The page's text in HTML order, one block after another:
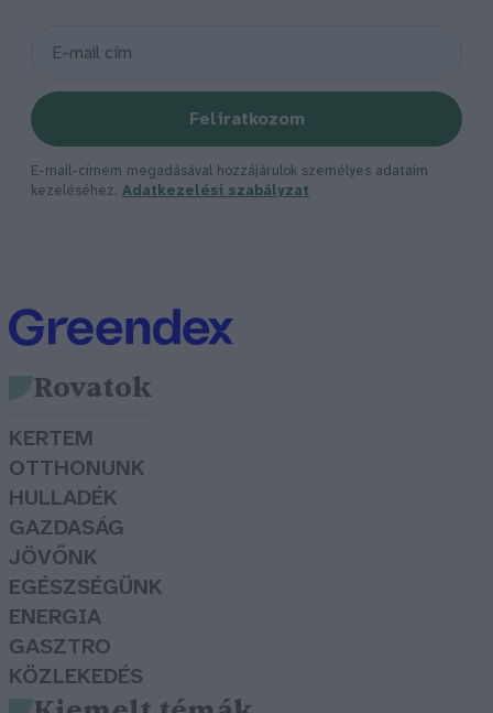
Feliratkozom
E-mail-címem megadásával hozzájárulok személyes adataim
kezeléséhez. Adatkezelési szabályzat
Rovatok
KERTEM
OTTHONUNK
HULLADÉK
GAZDASÁG
JÖVŐNK
EGÉSZSÉGÜNK
ENERGIA
GASZTRO
KÖZLEKEDÉS